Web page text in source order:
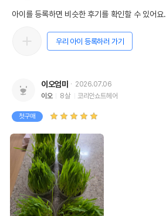
아이를 등록하면 비슷한 후기를 확인할 수 있어요.
우리 아이 등록하러 가기
이오엄마
2026.07.06
이오
8살 코리안쇼트헤어
첫구매